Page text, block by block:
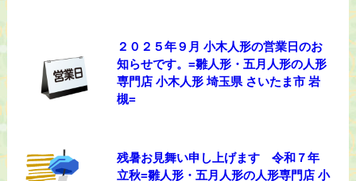
２０２５年９月 小木人形の営業日のお
知らせです。=雛人形・五月人形の人形
専門店 小木人形 埼玉県 さいたま市 岩
槻=
残暑お見舞い申し上げます 令和７年
立秋=雛人形・五月人形の人形専門店 小